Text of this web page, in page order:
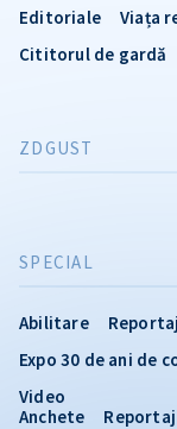
SPECIAL
Abilitare
Expo 30 de ani de
Video
Anchete
Reportaj
Editoriale
Viața
Cititorul de gardă
ZDGUST